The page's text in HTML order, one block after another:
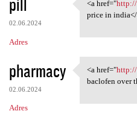
02.06.2024
Adres
<a
<a href="
price in
pharmacy
02.06.2024
Adres
<a
<a href="
baclofen over